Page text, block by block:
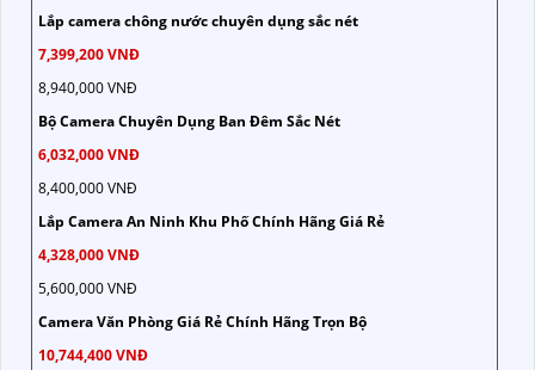
Lắp camera chông nước chuyên dụng sắc nét
7,399,200 VNĐ
8,940,000 VNĐ
Bộ Camera Chuyên Dụng Ban Đêm Sắc Nét
6,032,000 VNĐ
8,400,000 VNĐ
Lắp Camera An Ninh Khu Phố Chính Hãng Giá Rẻ
4,328,000 VNĐ
5,600,000 VNĐ
Camera Văn Phòng Giá Rẻ Chính Hãng Trọn Bộ
10,744,400 VNĐ